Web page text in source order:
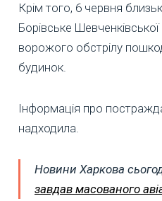
Крім того, 6 червня
Борівське
ворожого обстрілу
будинок.
Інформація про
надходила.
Новини Харкова
завдав масованого